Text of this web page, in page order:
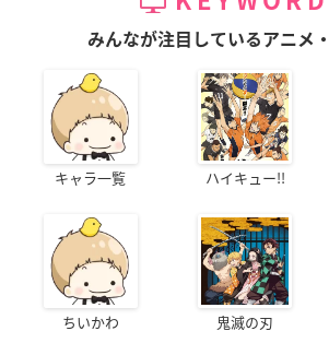
みんなが注目しているアニメ
キャラ一覧 ハイキュー!!
ちいかわ 鬼滅の刃